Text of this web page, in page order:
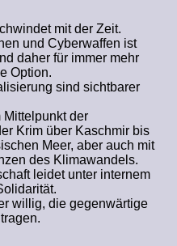
mit der Zeit.
und Cyberwaffen ist
daher für immer mehr
Option.
sind sichtbarer
Mittelpunkt der
Krim über Kaschmir bis
Meer, aber auch mit
des Klimawandels.
leidet unter internem
willig, die gegenwärtige